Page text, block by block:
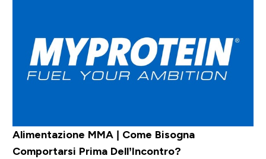
Alimentazione MMA | Come Bisogna
Comportarsi Prima Dell’Incontro?